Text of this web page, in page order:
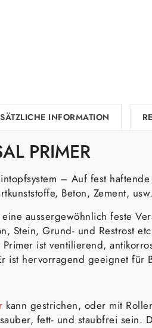
INFORMATION
PRIMER
– Auf fest
Beton, Zement, usw.
eine aussergewöhnlich feste
Stein, Grund- und Restrost
ist ventilierend,
ist hervorragend geeignet für
kann gestrichen, oder mit
fett- und staubfrei sein.